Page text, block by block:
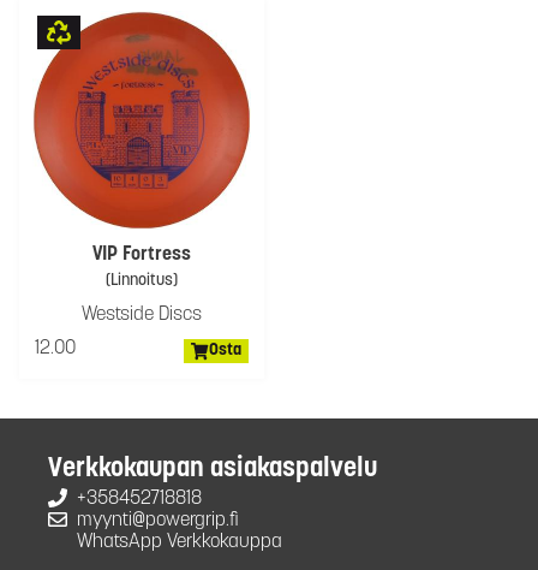
VIP Fortress
(Linnoitus)
Westside Discs
12.00
Osta
Verkkokaupan asiakaspalvelu
+358452718818
myynti@powergrip.fi
WhatsApp Verkkokauppa